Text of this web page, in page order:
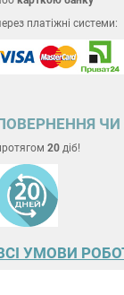
платіжні системи:
ЧИ
20діб!
УМОВИ